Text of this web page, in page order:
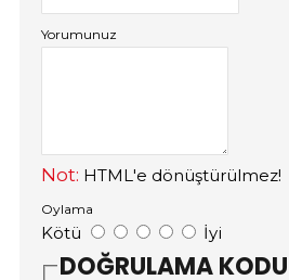
Yorumunuz
Not: HTML'e dönüştürülmez!
Oylama
Kötü İyi
DOĞRULAMA KODU